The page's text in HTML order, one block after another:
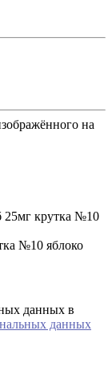
на
№10 яблоко
данных в
данных